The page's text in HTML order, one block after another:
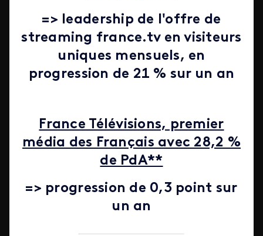
=> leadership de l'offre de
streaming france.tv en visiteurs
uniques mensuels, en
progression de 21 % sur un an
France Télévisions, premier
média des Français avec 28,2 %
de PdA**
=> progression de 0,3 point sur
un an